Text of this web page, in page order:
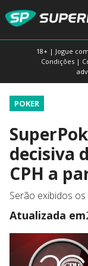
18+ | Jogue
Condições |
POKER
decisiva
CPH a
Serão exibidos
Atualizada em